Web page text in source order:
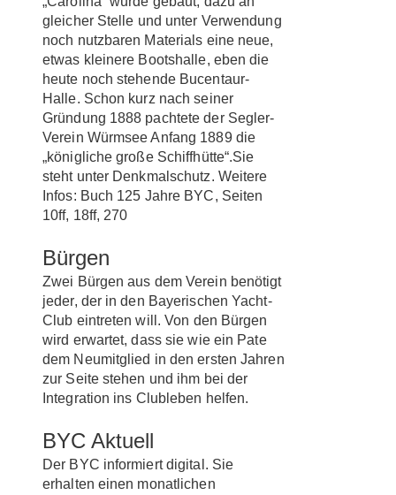
gleicher Stelle und unter Verwendung
noch nutzbaren Materials eine neue,
etwas kleinere Bootshalle, eben die
heute noch stehende Bucentaur-
Halle. Schon kurz nach seiner
Gründung 1888 pachtete der Segler-
Verein Würmsee Anfang 1889 die
„königliche große Schiffhütte“.Sie
steht unter Denkmalschutz. Weitere
Infos: Buch 125 Jahre BYC, Seiten
10ff, 18ff, 270
Bürgen
Zwei Bürgen aus dem Verein benötigt
jeder, der in den Bayerischen Yacht-
Club eintreten will. Von den Bürgen
wird erwartet, dass sie wie ein Pate
dem Neumitglied in den ersten Jahren
zur Seite stehen und ihm bei der
Integration ins Clubleben helfen.
BYC Aktuell
Der BYC informiert digital. Sie
erhalten einen monatlichen